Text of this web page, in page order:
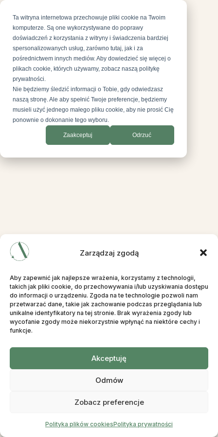
Ta witryna internetowa przechowuje pliki cookie na Twoim
komputerze. Są one wykorzystywane do poprawy
doświadczeń z korzystania z witryny i świadczenia bardziej
spersonalizowanych usług, zarówno tutaj, jak i za
pośrednictwem innych mediów. Aby dowiedzieć się więcej o
plikach cookie, których używamy, zobacz naszą politykę
prywatności.
Nie będziemy śledzić informacji o Tobie, gdy odwiedzasz
naszą stronę. Ale aby spełnić Twoje preferencje, będziemy
musieli użyć jednego małego pliku cookie, aby nie prosić Cię
ponownie o dokonanie tego wyboru.
Zaakceptuj Odrzuć
Zarządzaj zgodą
Aby zapewnić jak najlepsze wrażenia, korzystamy z technologii,
takich jak pliki cookie, do przechowywania i/lub uzyskiwania dostępu
do informacji o urządzeniu. Zgoda na te technologie pozwoli nam
przetwarzać dane, takie jak zachowanie podczas przeglądania lub
unikalne identyfikatory na tej stronie. Brak wyrażenia zgody lub
wycofanie zgody może niekorzystnie wpłynąć na niektóre cechy i
funkcje.
Akceptuję
Odmów
Zobacz preferencje
Polityka plików cookiesPolityka prywatności